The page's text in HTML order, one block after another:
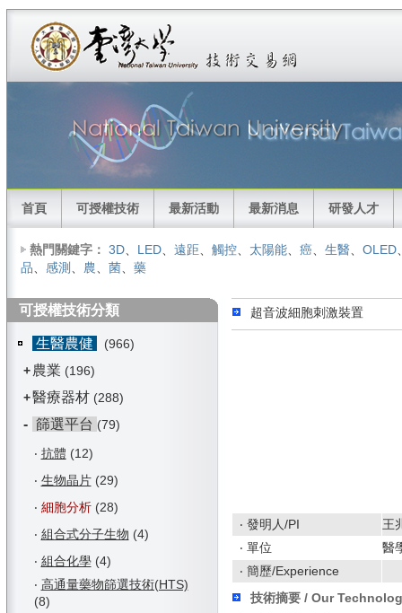
首頁 可授權技術 最新活動 最新消息 研發人才
熱門關鍵字： 3D、 LED、 遠距、 觸控、 太陽能、 癌、 生醫、 OLED
品、 感測 、 農、 菌、 藥
可授權技術分類
生醫農健
(966)
+ 農業 (196)
+醫療器材 (288)
- 篩選平台 (79)
‧ 抗體 (12)
‧ 生物晶片(29)
‧ 細胞分析(28)
‧ 組合式分子生物 (4)
‧ 組合化學(4)
‧ 高通量藥物篩選技術(HTS)
(8)
超音波細胞刺激裝置
‧ 發明人/PI
王
‧ 單位
醫
‧ 簡歷/Experience
技術摘要 / Our